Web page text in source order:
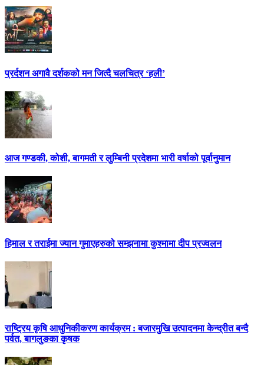
प्रर्दशन अगावै दर्शकको मन जित्दै चलचित्र ‘हली’
आज गण्डकी, कोशी, बागमती र लुम्बिनी प्रदेशमा भारी वर्षाको पूर्वानुमान
हिमाल र तराईमा ज्यान गुमाएहरुको सम्झनामा कुश्मामा दीप प्रज्वलन
राष्ट्रिय कृषि आधुनिकीकरण कार्यक्रम : बजारमुखि उत्पादनमा केन्द्रीत बन्दै
पर्वत, बागलुङका कृषक